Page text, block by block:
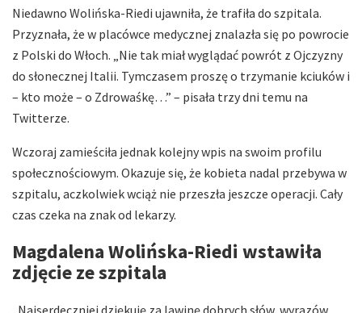
Niedawno Wolińska-Riedi ujawniła, że trafiła do szpitala.
Przyznała, że w placówce medycznej znalazła się po powrocie
z Polski do Włoch. „Nie tak miał wyglądać powrót z Ojczyzny
do słonecznej Italii. Tymczasem proszę o trzymanie kciuków i
– kto może – o Zdrowaśkę…” – pisała trzy dni temu na
Twitterze.
Wczoraj zamieściła jednak kolejny wpis na swoim profilu
społecznościowym. Okazuje się, że kobieta nadal przebywa w
szpitalu, aczkolwiek wciąż nie przeszła jeszcze operacji. Cały
czas czeka na znak od lekarzy.
Magdalena Wolińska-Riedi wstawiła
zdjęcie ze szpitala
„Najserdeczniej dziękuję za lawinę dobrych słów, wyrazów